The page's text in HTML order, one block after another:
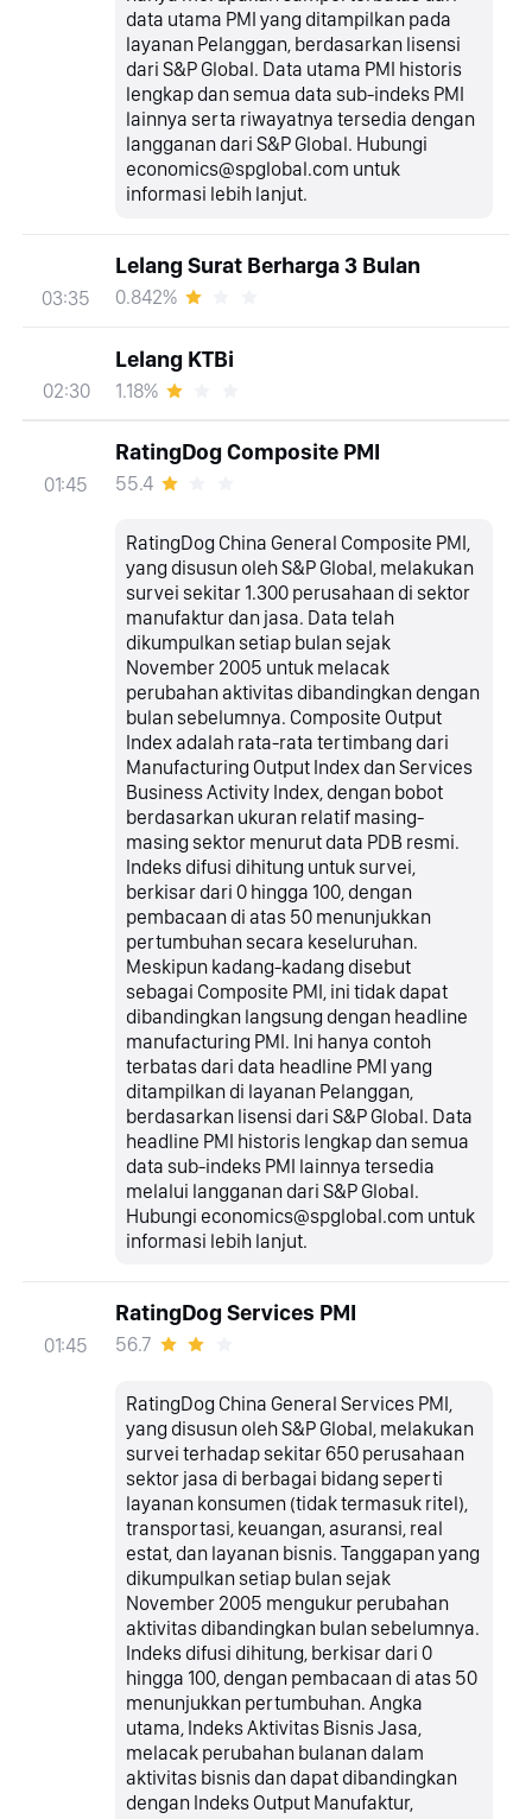
data utama PMI yang ditampilkan pada
layanan Pelanggan, berdasarkan lisensi
dari S&P Global. Data utama PMI historis
lengkap dan semua data sub-indeks PMI
lainnya serta riwayatnya tersedia dengan
langganan dari S&P Global. Hubungi
economics@spglobal.com untuk
informasi lebih lanjut.
03:35
Lelang Surat Berharga 3 Bulan
0.842%
02:30
Lelang KTBi
1.18%
01:45
RatingDog Composite PMI
55.4
RatingDog China General Composite PMI,
yang disusun oleh S&P Global, melakukan
survei sekitar 1.300 perusahaan di sektor
manufaktur dan jasa. Data telah
dikumpulkan setiap bulan sejak
November 2005 untuk melacak
perubahan aktivitas dibandingkan dengan
bulan sebelumnya. Composite Output
Index adalah rata-rata tertimbang dari
Manufacturing Output Index dan Services
Business Activity Index, dengan bobot
berdasarkan ukuran relatif masing-
masing sektor menurut data PDB resmi.
Indeks difusi dihitung untuk survei,
berkisar dari 0 hingga 100, dengan
pembacaan di atas 50 menunjukkan
pertumbuhan secara keseluruhan.
Meskipun kadang-kadang disebut
sebagai Composite PMI, ini tidak dapat
dibandingkan langsung dengan headline
manufacturing PMI. Ini hanya contoh
terbatas dari data headline PMI yang
ditampilkan di layanan Pelanggan,
berdasarkan lisensi dari S&P Global. Data
headline PMI historis lengkap dan semua
data sub-indeks PMI lainnya tersedia
melalui langganan dari S&P Global.
Hubungi economics@spglobal.com untuk
informasi lebih lanjut.
01:45
RatingDog Services PMI
56.7
RatingDog China General Services PMI,
yang disusun oleh S&P Global, melakukan
survei terhadap sekitar 650 perusahaan
sektor jasa di berbagai bidang seperti
layanan konsumen (tidak termasuk ritel),
transportasi, keuangan, asuransi, real
estat, dan layanan bisnis. Tanggapan yang
dikumpulkan setiap bulan sejak
November 2005 mengukur perubahan
aktivitas dibandingkan bulan sebelumnya.
Indeks difusi dihitung, berkisar dari 0
hingga 100, dengan pembacaan di atas 50
menunjukkan pertumbuhan. Angka
utama, Indeks Aktivitas Bisnis Jasa,
melacak perubahan bulanan dalam
aktivitas bisnis dan dapat dibandingkan
dengan Indeks Output Manufaktur,